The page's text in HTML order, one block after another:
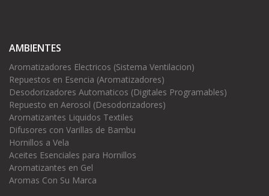
AMBIENTES
Aromatizadores Electricos (Sistema Ventilacion)
Repuestos en Esencia (Aromatizadores)
Desodorizadores Automaticos (Digitales Programables)
Repuesto en Aerosol (Desodorizadores)
Aromatizantes Liquidos Textiles
Difusores con Varillas de Bambu
Hornillos a Vela
Aceites Esenciales para Hornillos
Aromatizantes en Gel
Aromas Con Su Marca